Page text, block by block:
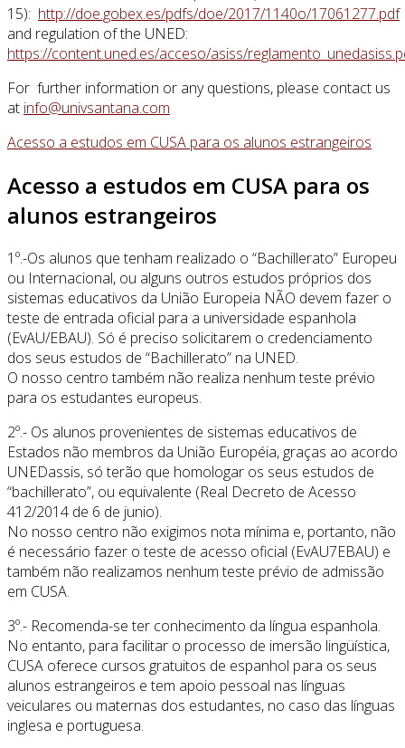
15): http://doe.gobex.es/pdfs/doe/2017/1140o/17061277.pdf
and regulation of the UNED:
https://content.uned.es/acceso/asiss/
For further information or any questions, please contact us
at
Acesso a estudos em CUSA para os alunos estrangeiros
Acesso a estudos em CUSA para os
alunos estrangeiros
1º.-Os alunos que tenham realizado o “Bachillerato” Europeu
ou Internacional, ou alguns outros estudos próprios dos
sistemas educativos da União Europeia NÃO devem fazer o
teste de entrada oficial para a universidade espanhola
(EvAU/EBAU). Só é preciso solicitarem o credenciamento
dos seus estudos de “Bachillerato” na UNED.
O nosso centro também não realiza nenhum teste prévio
para os estudantes europeus.
2º.- Os alunos provenientes de sistemas educativos de
Estados não membros da União Européia, graças ao acordo
UNEDassis, só terão que homologar os seus estudos de
“bachillerato”, ou equivalente (Real Decreto de Acesso
412/2014 de 6 de junio).
No nosso centro não exigimos nota mínima e, portanto, não
é necessário fazer o teste de acesso oficial (EvAU7EBAU) e
também não realizamos nenhum teste prévio de admissão
em CUSA.
3º.- Recomenda-se ter conhecimento da língua espanhola.
No entanto, para facilitar o processo de imersão lingüística,
CUSA oferece cursos gratuitos de espanhol para os seus
alunos estrangeiros e tem apoio pessoal nas línguas
veiculares ou maternas dos estudantes, no caso das línguas
inglesa e portuguesa.